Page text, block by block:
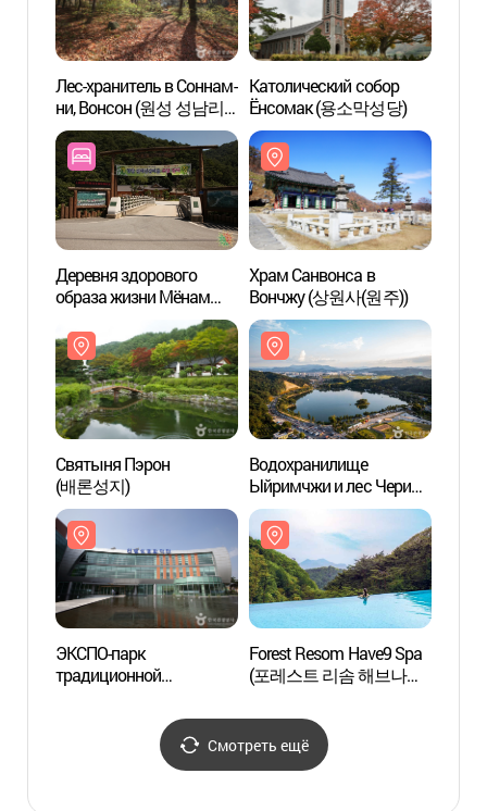
Лес-хранитель в Соннам-
ни, Вонсон (원성 성남리
성황림)
Католический собор
Ёнсомак (용소막성당)
Деревня здорового
образа жизни Мёнам
Храм Санвонса в
Вончжу (상원사(원주))
Святыня Пэрон
(배론성지)
Водохранилище
Ыйримчжи и лес Черим
(제천 의림지와 제림)
ЭКСПО-парк
традиционной
(제천한방엑스포공원)
Forest Resom Have9 Spa
(포레스트 리솜 해브나인
Смотреть ещё